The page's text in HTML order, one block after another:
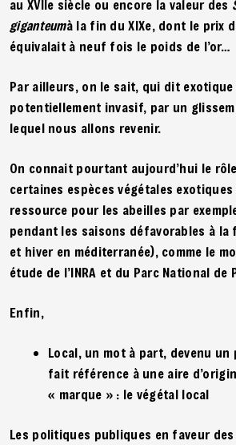
au XVIIe siècle ou encore la valeur des
giganteumà la fin du XIXe, dont le prix
équivalait à neuf fois le poids de l’or…
Par ailleurs, on le sait, qui dit
potentiellement invasif, par un
lequel nous allons revenir.
On connait pourtant aujourd’hui le
certaines espèces végétales
ressource pour les abeilles par
pendant les saisons défavorables à
et hiver en méditerranée), comme le
étude de l’INRA et du Parc National de
Enfin,
Local, un mot à part, devenu un
fait référence à une aire
« marque » : le végétal local
Les politiques publiques en faveur